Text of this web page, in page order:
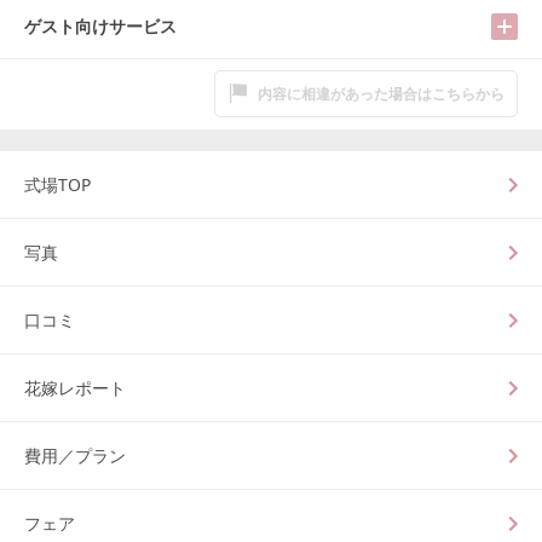
ゲスト向けサービス
内容に相違があった場合はこちらから
式場TOP
写真
口コミ
花嫁レポート
費用／プラン
フェア